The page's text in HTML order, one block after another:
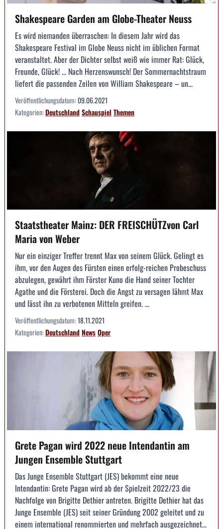
Shakespeare Garden am Globe-Theater Neuss
Es wird niemanden überraschen: In diesem Jahr wird das
Shakespeare Festival im Globe Neuss nicht im üblichen Format
veranstaltet. Aber der Dichter selbst weiß wie immer Rat: Glück,
Freunde, Glück! ... Nach Herzenswunsch! Der Sommernachtstraum
liefert die passenden Zeilen von William Shakespeare – un...
Veröffentlichungsdatum:09.06.2021
Kategorien:DeutschlandSchauspiel Themen
Staatstheater Mainz: DER FREISCHÜTZvon Carl
Maria von Weber
Nur ein einziger Treffer trennt Max von seinem Glück. Gelingt es
ihm, vor den Augen des Fürsten einen erfolg-reichen Probeschuss
abzulegen, gewährt ihm Förster Kuno die Hand seiner Tochter
Agathe und die Försterei. Doch die Angst zu versagen lähmt Max
und lässt ihn zu verbotenen Mitteln greifen. ...
Veröffentlichungsdatum:18.11.2021
Kategorien:DeutschlandNewsOper
Grete Pagan wird 2022 neue Intendantin am
Jungen Ensemble Stuttgart
Das Junge Ensemble Stuttgart (JES) bekommt eine neue
Intendantin: Grete Pagan wird ab der Spielzeit 2022/23 die
Nachfolge von Brigitte Dethier antreten. Brigitte Dethier hat das
Junge Ensemble (JES) seit seiner Gründung 2002 geleitet und zu
einem international renommierten und mehrfach ausgezeichnet...